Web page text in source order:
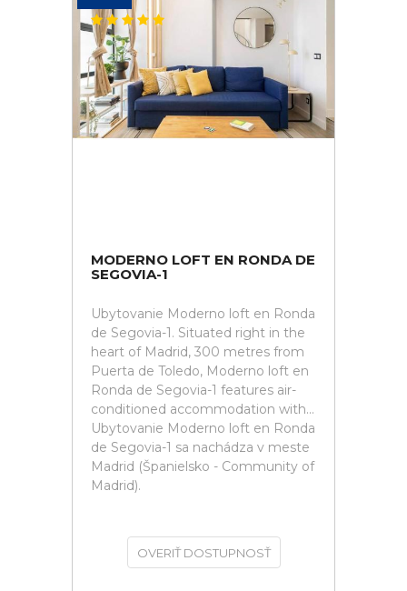
MODERNO LOFT EN RONDA DE
SEGOVIA-1
Ubytovanie Moderno loft en Ronda
de Segovia-1. Situated right in the
heart of Madrid, 300 metres from
Puerta de Toledo, Moderno loft en
Ronda de Segovia-1 features air-
conditioned accommodation with...
Ubytovanie Moderno loft en Ronda
de Segovia-1 sa nachádza v meste
Madrid (Španielsko - Community of
Madrid).
OVERIŤ DOSTUPNOSŤ